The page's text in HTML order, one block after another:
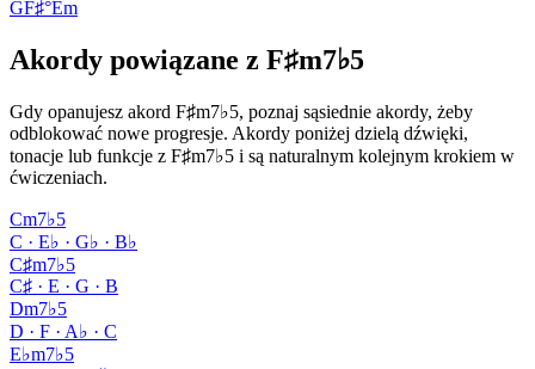
GF♯°Em
Akordy powiązane z F♯m7♭5
Gdy opanujesz akord F♯m7♭5, poznaj sąsiednie akordy, żeby
odblokować nowe progresje. Akordy poniżej dzielą dźwięki,
tonacje lub funkcje z F♯m7♭5 i są naturalnym kolejnym krokiem w
ćwiczeniach.
Cm7♭5
C · E♭ · G♭ · B♭
C♯m7♭5
C♯ · E · G · B
Dm7♭5
D · F · A♭ · C
E♭m7♭5